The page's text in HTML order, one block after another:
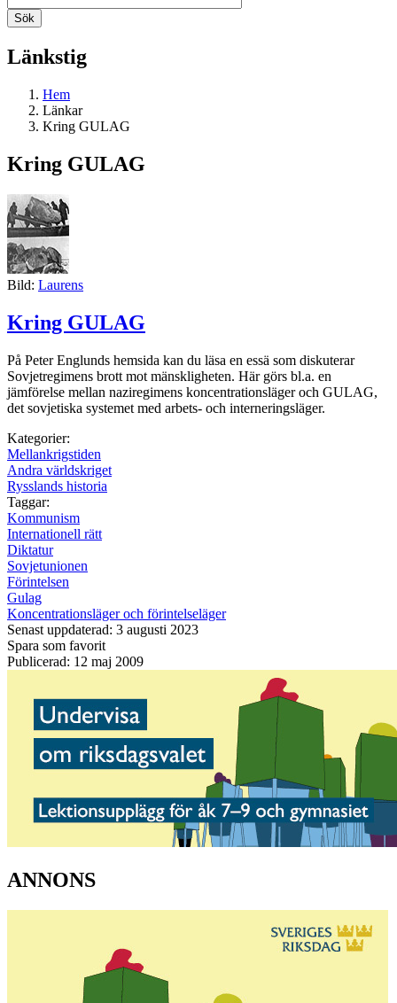
Länkstig
Hem
Länkar
Kring GULAG
Kring GULAG
Bild: Laurens
Kring GULAG
På Peter Englunds hemsida kan du läsa en essä som diskuterar
Sovjetregimens brott mot mänskligheten. Här görs bl.a. en
jämförelse mellan naziregimens koncentrationsläger och GULAG,
det sovjetiska systemet med arbets- och interneringsläger.
Kategorier:
Mellankrigstiden
Andra världskriget
Rysslands historia
Taggar:
Kommunism
Internationell rätt
Diktatur
Sovjetunionen
Förintelsen
Gulag
Koncentrationsläger och förintelseläger
Senast uppdaterad: 3 augusti 2023
Spara som favorit
Publicerad: 12 maj 2009
ANNONS